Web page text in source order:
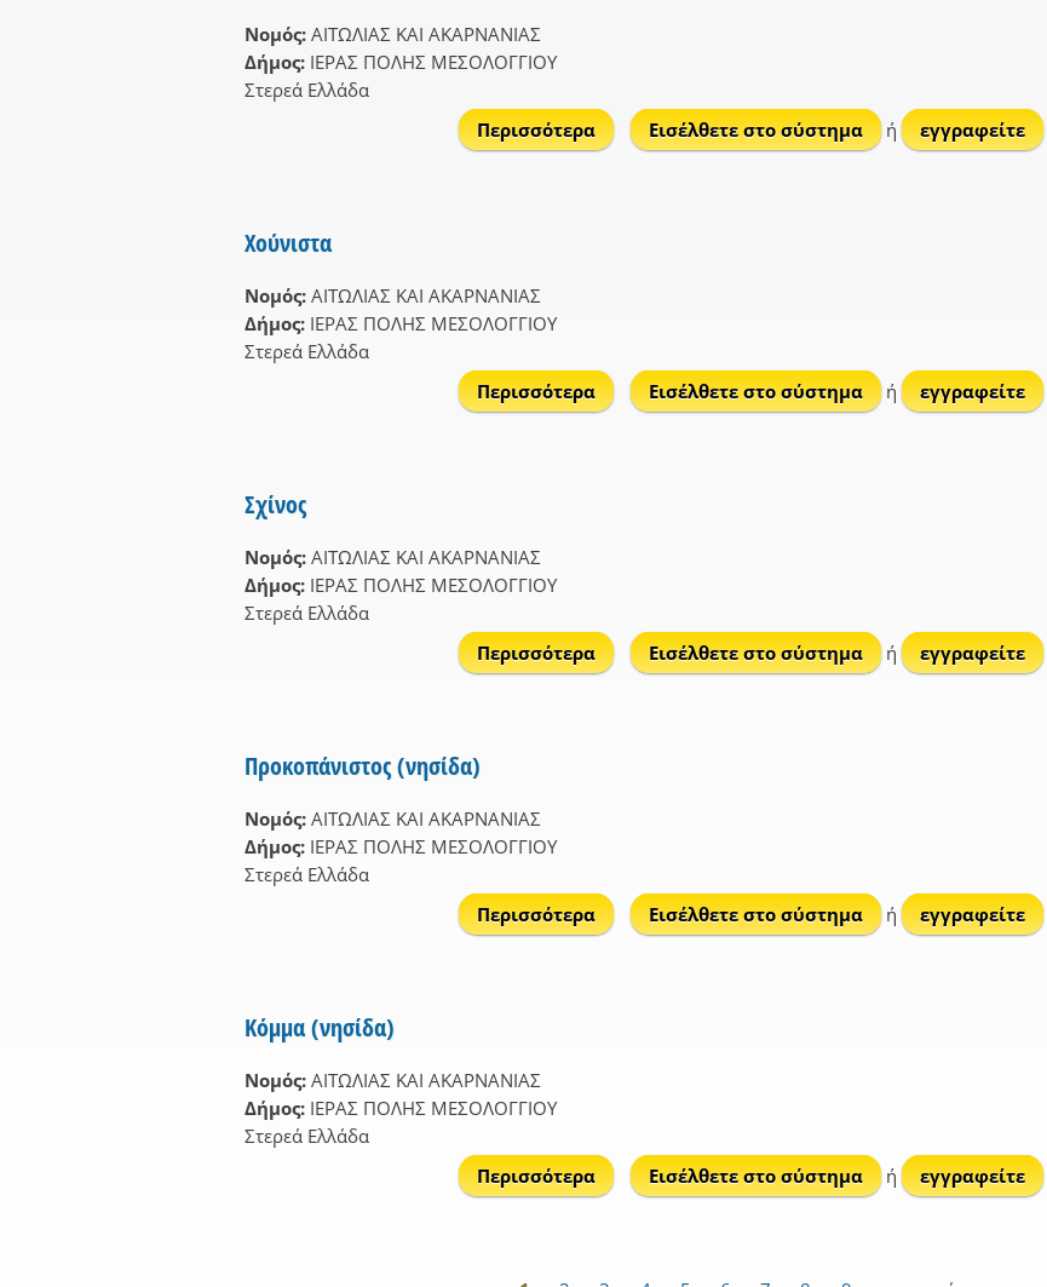
Νομός: ΑΙΤΩΛΙΑΣ ΚΑΙ ΑΚΑΡΝΑΝΙΑΣ
Δήμος: ΙΕΡΑΣ ΠΟΛΗΣ ΜΕΣΟΛΟΓΓΙΟΥ
Στερεά Ελλάδα
Περισσότεραγια ΚαρίτσαΕισέλθετε στο σύστημα ή εγγραφείτε
Χούνιστα
Νομός: ΑΙΤΩΛΙΑΣ ΚΑΙ ΑΚΑΡΝΑΝΙΑΣ
Δήμος: ΙΕΡΑΣ ΠΟΛΗΣ ΜΕΣΟΛΟΓΓΙΟΥ
Στερεά Ελλάδα
Περισσότεραγια Χούνιστα
Εισέλθετε στο σύστημα ή εγγραφείτε
Σχίνος
Νομός: ΑΙΤΩΛΙΑΣ ΚΑΙ ΑΚΑΡΝΑΝΙΑΣ
Δήμος: ΙΕΡΑΣ ΠΟΛΗΣ ΜΕΣΟΛΟΓΓΙΟΥ
Στερεά Ελλάδα
Περισσότεραγια ΣχίνοςΕισέλθετε στο σύστημα ή εγγραφείτε
Προκοπάνιστος (νησίδα)
Νομός: ΑΙΤΩΛΙΑΣ ΚΑΙ ΑΚΑΡΝΑΝΙΑΣ
Δήμος: ΙΕΡΑΣ ΠΟΛΗΣ ΜΕΣΟΛΟΓΓΙΟΥ
Στερεά Ελλάδα
Περισσότεραγια Προκοπάνιστος (νησίδα)
Εισέλθετε στο σύστημα ή εγγραφείτε
Κόμμα (νησίδα)
Νομός: ΑΙΤΩΛΙΑΣ ΚΑΙ ΑΚΑΡΝΑΝΙΑΣ
Δήμος: ΙΕΡΑΣ ΠΟΛΗΣ ΜΕΣΟΛΟΓΓΙΟΥ
Στερεά Ελλάδα
Περισσότεραγια Κόμμα (νησίδα)
Εισέλθετε στο σύστημα ή εγγραφείτε